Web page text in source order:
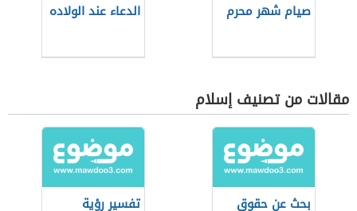
صيام شهر محرم الدعاء عند الولاده
مقالات من تصنيف إسلام
بحث عن حقوق
تفسير رؤية